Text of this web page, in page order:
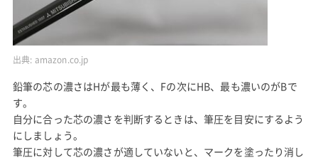
出典: amazon.co.jp
鉛筆の芯の濃さはHが最も薄く、Fの次にHB、最も濃いのがBで
す。
自分に合った芯の濃さを判断するときは、筆圧を目安にするよう
にしましょう。
筆圧に対して芯の濃さが適していないと、マークを塗ったり消し